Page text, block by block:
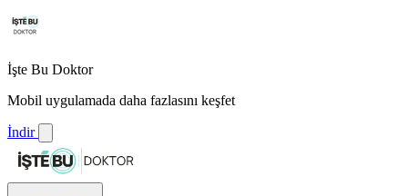
İşte Bu Doktor
Mobil uygulamada daha fazlasını keşfet
İndir